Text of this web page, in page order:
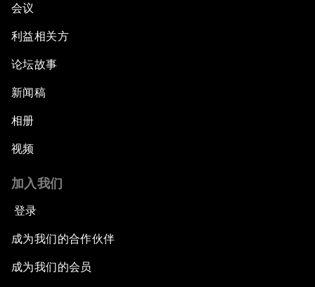
会议
利益相关方
论坛故事
新闻稿
相册
视频
加入我们
登录
成为我们的合作伙伴
成为我们的会员